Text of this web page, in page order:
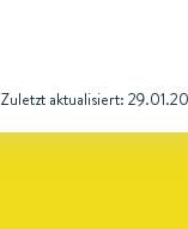
Zuletzt aktualisiert: